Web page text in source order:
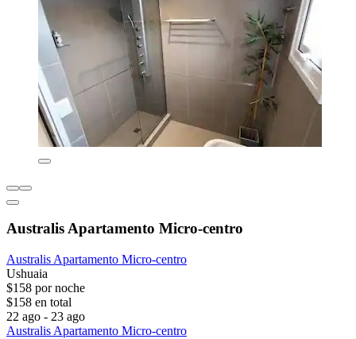
Australis Apartamento Micro-centro
Australis Apartamento Micro-centro
Ushuaia
$158 por noche
$158 en total
22 ago - 23 ago
Australis Apartamento Micro-centro